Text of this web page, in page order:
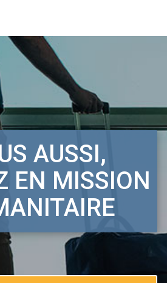
AUSSI,
EN MISSION